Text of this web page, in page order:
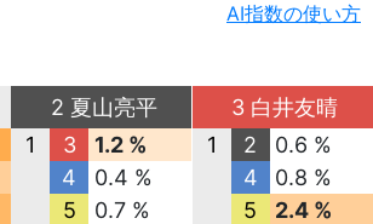
AI指数の使い方
2 夏山亮平
1
3
1.2 %
4
0.4 %
5
0.7 %
3 白井友晴
1
2
0.6 %
4
0.8 %
5
2.4 %